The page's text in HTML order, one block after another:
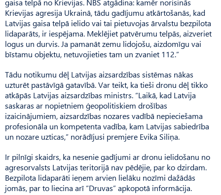
gaisa telpā no Krievijas. NBS atgādina: kamēr norisinās
Krievijas agresija Ukrainā, tādu gadījumu atkārtošanās, kad
Latvijas gaisa telpā ielido vai tai pietuvojas ārvalstu bezpilota
lid­aparāts, ir iespējama. Meklējiet patvērumu telpās, aizveriet
logus un durvis. Ja pamanāt zemu lidojošu, aizdomīgu vai
bīstamu objektu, netuvojieties tam un zvaniet 112.”
Tādu notikumu dēļ Latvijas aizsardzības sistēmas nākas
uzturēt pastāvīgā gatavībā. Var teikt, ka tieši dronu dēļ tikko
atkāpās Latvijas aizsardzības ministrs. “Laikā, kad Latvija
saskaras ar nopietniem ģeopolitiskiem drošības
izaicinājumiem, aizsardzības nozares vadībā nepieciešama
profesionāla un kompetenta vadība, kam Latvijas sabiedrība
un nozare uzticas,” norādījusi premjere Evika Siliņa.
Ir pilnīgi skaidrs, ka nesenie gadījumi ar dronu ielidošanu no
agresorvalsts Latvijas teritorijā nav pēdējie, par ko dzirdam.
Bezpilota lidaparāti ieņem arvien lielāku nozīmi dažādās
jomās, par to liecina arī “Druvas” apkopotā informācija.